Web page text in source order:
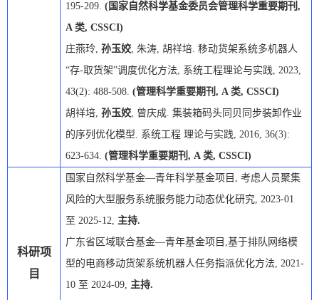
195-209. ( 国家自然科学基金委员会管理科学重要期刊 ,
A 类, CSSCI)
庄燕玲, 孙玉姣, 朱涛, 胡祥培. 移动货架系统多机器人
“存-取货架”调度优化方法, 系统工程理论与实践, 2023,
43(2): 488-508. (管理科学重要期刊 , A 类, CSSCI)
胡祥培, 孙玉姣, 曾庆成. 集装箱码头同贝同步装卸作业
的序列优化模型. 系统工程 理论与实践, 2016, 36(3):
623-634. (管理科学重要期刊 , A 类, CSSCI)
科研项
目
国家自然科学基金—青年科学基金项目 , 考虑人员聚集
风险的大型服务系统服务能力动态优化研究, 2023-01
至 2025-12, 主持.
广东省区域联合基金—青年基金项目 ,基于排队网络模
型的电商移动货架系统机器人任务指派优化方法, 2021-
10 至 2024-09, 主持.